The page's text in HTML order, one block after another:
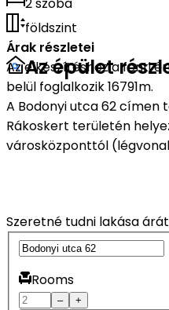
2 szoba
földszint
Árak részletei
Az elkészítéshez a fenti
belül foglalkozik 16791m.
Az épület
A Bodonyi utca 62 címen
Rákoskert területén
városközponttól
Szeretné tudni lakása
Rooms
– +